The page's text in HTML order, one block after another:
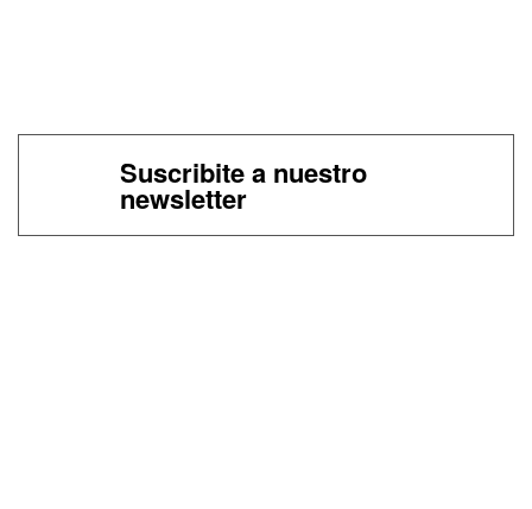
Suscribite a nuestro
newsletter